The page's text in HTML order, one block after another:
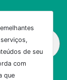
de seu
com
que